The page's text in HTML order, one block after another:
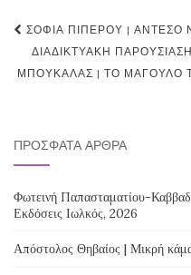
Post
navigation
ΣΟΦΊΑ ΠΙΠΈΡΟΥ | ΑΝΤΈΣΟ
ΔΙΑΔΙΚΤΥΑΚΉ
ΜΠΟΥΚΆΛΑΣ | ΤΟ ΜΆΓΟΥΛΟ
ΠΡΌΣΦΑΤΑ ΆΡΘΡΑ
Φωτεινή Παπασταματίου-
Εκδόσεις Ιωλκός, 2026
Απόστολος Θηβαίος | Μικρή